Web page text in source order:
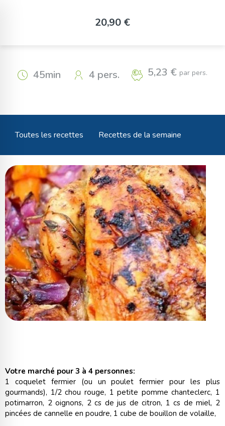
Coquelet au chou rouge
45min 4 pers. 5,23 € par pers.
Toutes les recettes Recettes de la semaine
20,90 €
Votre marché pour 3 à 4 personnes:
1 coquelet fermier (ou un poulet fermier pour les plus
gourmands), 1/2 chou rouge, 1 petite pomme chanteclerc, 1
potimarron, 2 oignons, 2 cs de jus de citron, 1 cs de miel, 2
pincées de cannelle en poudre, 1 cube de bouillon de volaille,